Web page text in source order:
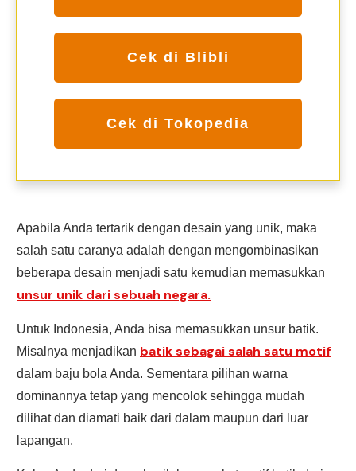
Cek di Blibli
Cek di Tokopedia
Apabila Anda tertarik dengan desain yang unik, maka
salah satu caranya adalah dengan mengombinasikan
beberapa desain menjadi satu kemudian memasukkan
unsur unik dari sebuah negara.
Untuk Indonesia, Anda bisa memasukkan unsur batik.
Misalnya menjadikan batik sebagai salah satu motif
dalam baju bola Anda. Sementara pilihan warna
dominannya tetap yang mencolok sehingga mudah
dilihat dan diamati baik dari dalam maupun dari luar
lapangan.